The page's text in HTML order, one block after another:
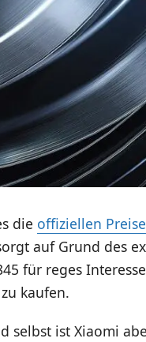
die offiziellen
auf Grund des
für reges
kaufen.
selbst ist Xiaomi